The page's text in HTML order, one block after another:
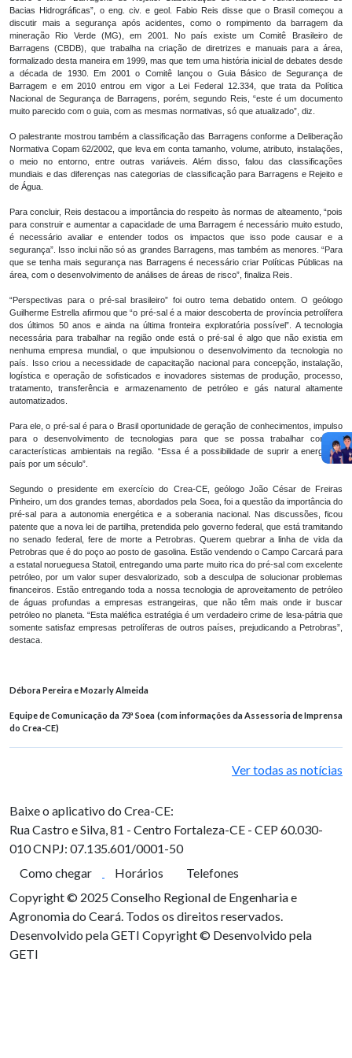
Bacias Hidrográficas”, o eng. civ. e geol. Fabio Reis disse que o Brasil começou a
discutir mais a segurança após acidentes, como o rompimento da barragem da
mineração Rio Verde (MG), em 2001. No país existe um Comitê Brasileiro de
Barragens (CBDB), que trabalha na criação de diretrizes e manuais para a área,
formalizado desta maneira em 1999, mas que tem uma história inicial de debates desde
a década de 1930. Em 2001 o Comitê lançou o Guia Básico de Segurança de
Barragem e em 2010 entrou em vigor a Lei Federal 12.334, que trata da Política
Nacional de Segurança de Barragens, porém, segundo Reis, “este é um documento
muito parecido com o guia, com as mesmas normativas, só que atualizado”, diz.
O palestrante mostrou também a classificação das Barragens conforme a Deliberação
Normativa Copam 62/2002, que leva em conta tamanho, volume, atributo, instalações,
o meio no entorno, entre outras variáveis. Além disso, falou das classificações
mundiais e das diferenças nas categorias de classificação para Barragens e Rejeito e
de Água.
Para concluir, Reis destacou a importância do respeito às normas de alteamento, “pois
para construir e aumentar a capacidade de uma Barragem é necessário muito estudo,
é necessário avaliar e entender todos os impactos que isso pode causar e a
segurança”. Isso inclui não só as grandes Barragens, mas também as menores. “Para
que se tenha mais segurança nas Barragens é necessário criar Políticas Públicas na
área, com o desenvolvimento de análises de áreas de risco”, finaliza Reis.
“Perspectivas para o pré-sal brasileiro” foi outro tema debatido ontem. O geólogo
Guilherme Estrella afirmou que “o pré-sal é a maior descoberta de província petrolífera
dos últimos 50 anos e ainda na última fronteira exploratória possível”. A tecnologia
necessária para trabalhar na região onde está o pré-sal é algo que não existia em
nenhuma empresa mundial, o que impulsionou o desenvolvimento da tecnologia no
país. Isso criou a necessidade de capacitação nacional para concepção, instalação,
logística e operação de sofisticados e inovadores sistemas de produção, processo,
tratamento, transferência e armazenamento de petróleo e gás natural altamente
automatizados.
Para ele, o pré-sal é para o Brasil oportunidade de geração de conhecimentos, impulso
para o desenvolvimento de tecnologias para que se possa trabalhar com as
características ambientais na região. “Essa é a possibilidade de suprir a energia do
país por um século”.
Segundo o presidente em exercício do Crea-CE, geólogo João César de Freiras
Pinheiro, um dos grandes temas, abordados pela Soea, foi a questão da importância do
pré-sal para a autonomia energética e a soberania nacional. Nas discussões, ficou
patente que a nova lei de partilha, pretendida pelo governo federal, que está tramitando
no senado federal, fere de morte a Petrobras. Querem quebrar a linha de vida da
Petrobras que é do poço ao posto de gasolina. Estão vendendo o Campo Carcará para
a estatal norueguesa Statoil, entregando uma parte muito rica do pré-sal com excelente
petróleo, por um valor super desvalorizado, sob a desculpa de solucionar problemas
financeiros. Estão entregando toda a nossa tecnologia de aproveitamento de petróleo
de águas profundas a empresas estrangeiras, que não têm mais onde ir buscar
petróleo no planeta. “Esta maléfica estratégia é um verdadeiro crime de lesa-pátria que
somente satisfaz empresas petrolíferas de outros países, prejudicando a Petrobras”,
destaca.
Débora Pereira e Mozarly Almeida
Equipe de Comunicação da 73ª Soea (com informações da Assessoria de Imprensa
do Crea-CE)
Ver todas as notícias
Baixe o aplicativo do Crea-CE:
Rua Castro e Silva, 81 - Centro Fortaleza-CE - CEP 60.030-
010CNPJ: 07.135.601/0001-50
Como chegar
Horários
Telefones
Copyright © 2025 Conselho Regional de Engenharia e
Agronomia do Ceará. Todos os direitos reservados.
Desenvolvido pela GETI Copyright © Desenvolvido pela
GETI